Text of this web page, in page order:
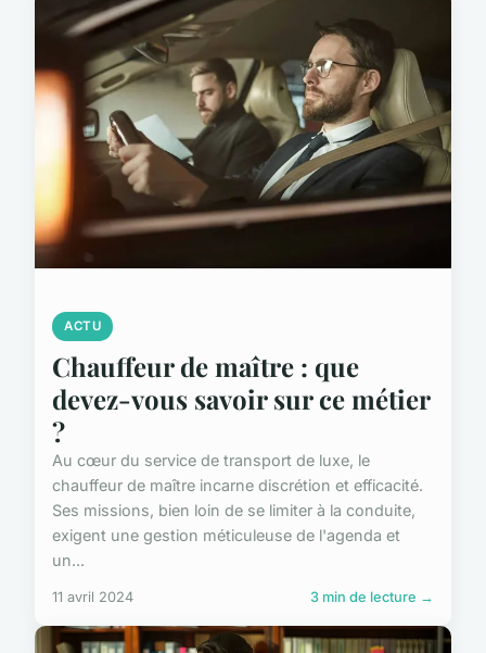
ACTU
Chauffeur de maître : que
devez-vous savoir sur ce métier
?
Au cœur du service de transport de luxe, le
chauffeur de maître incarne discrétion et efficacité.
Ses missions, bien loin de se limiter à la conduite,
exigent une gestion méticuleuse de l'agenda et
un...
11 avril 2024 3 min de lecture →